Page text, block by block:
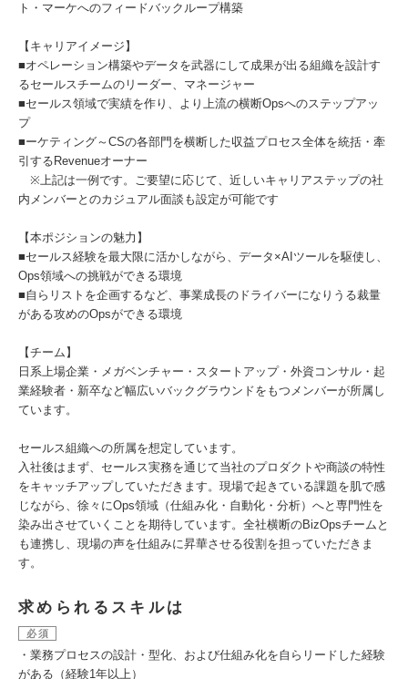
ト・マーケへのフィードバックループ構築
【キャリアイメージ】
■オペレーション構築やデータを武器にして成果が出る組織を設計す
るセールスチームのリーダー、マネージャー
■セールス領域で実績を作り、より上流の横断Opsへのステップアッ
プ
■ーケティング～CSの各部門を横断した収益プロセス全体を統括・牽
引するRevenueオーナー
※上記は一例です。ご要望に応じて、近しいキャリアステップの社
内メンバーとのカジュアル面談も設定が可能です
【本ポジションの魅力】
■セールス経験を最大限に活かしながら、データ×AIツールを駆使し、
Ops領域への挑戦ができる環境
■自らリストを企画するなど、事業成長のドライバーになりうる裁量
がある攻めのOpsができる環境
【チーム】
日系上場企業・メガベンチャー・スタートアップ・外資コンサル・起
業経験者・新卒など幅広いバックグラウンドをもつメンバーが所属し
ています。
セールス組織への所属を想定しています。
入社後はまず、セールス実務を通じて当社のプロダクトや商談の特性
をキャッチアップしていただきます。現場で起きている課題を肌で感
じながら、徐々にOps領域（仕組み化・自動化・分析）へと専門性を
染み出させていくことを期待しています。全社横断のBizOpsチームと
も連携し、現場の声を仕組みに昇華させる役割を担っていただきま
す。
求められるスキルは
必須
・業務プロセスの設計・型化、および仕組み化を自らリードした経験
がある（経験1年以上）